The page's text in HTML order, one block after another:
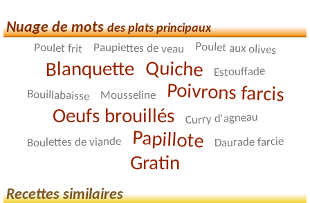
Nuage de motsdes plats principaux
Poulet frit Paupiettes de veau Poulet aux olives
Blanquette Quiche Estouffade
Bouillabaisse Mousseline Poivrons farcis
Oeufs brouillés Curry d'agneau
Boulettes de viande Papillote Daurade farcie
Gratin
Recettes similaires